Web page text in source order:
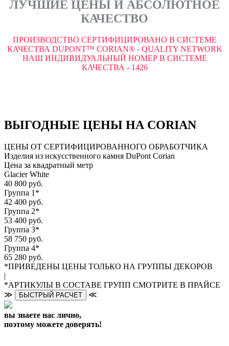
ЛУЧШИЕ ЦЕНЫ И АБСОЛЮТНОЕ
КАЧЕСТВО
ПРОИЗВОДСТВО СЕРТИФИЦИРОВАНО В СИСТЕМЕ
КАЧЕСТВА DUPONT™ CORIAN® - QUALITY NETWORK
НАШ ИНДИВИДУАЛЬНЫЙ НОМЕР В СИСТЕМЕ
КАЧЕСТВА - 1426
ВЫГОДНЫЕ ЦЕНЫ НА CORIAN
ЦЕНЫ ОТ СЕРТИФИЦИРОВАННОГО ОБРАБОТЧИКА
Изделия из искусственного камня DuPont Corian
Цена за квадратный метр
Glacier White
40 800 руб.
Группа 1*
42 400 руб.
Группа 2*
53 400 руб.
Группа 3*
58 750 руб.
Группа 4*
65 280 руб.
*ПРИВЕДЕНЫ ЦЕНЫ ТОЛЬКО НА ГРУППЫ ДЕКОРОВ
|
*АРТИКУЛЫ В СОСТАВЕ ГРУПП СМОТРИТЕ В ПРАЙСЕ
≫
БЫСТРЫЙ РАСЧЕТ ≪
вы знаете нас лично,
поэтому можете доверять!